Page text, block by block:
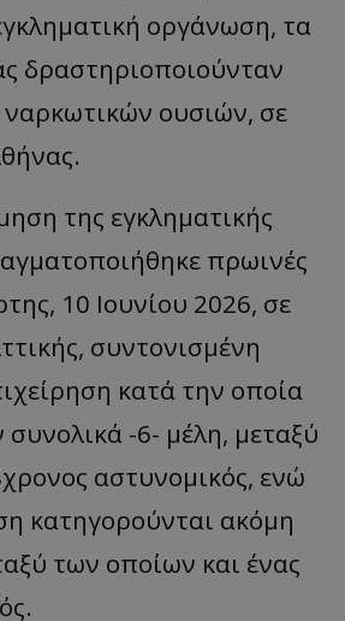
οργάνωση, τα
δραστηριοποιούνταν
ναρκωτικών ουσιών, σε
της εγκληματικής
πρωινές
10 Ιουνίου 2026, σε
συντονισμένη
κατά την οποία
-6- μέλη, μεταξύ
αστυνομικός, ενώ
κατηγορούνται ακόμη
των οποίων και ένας